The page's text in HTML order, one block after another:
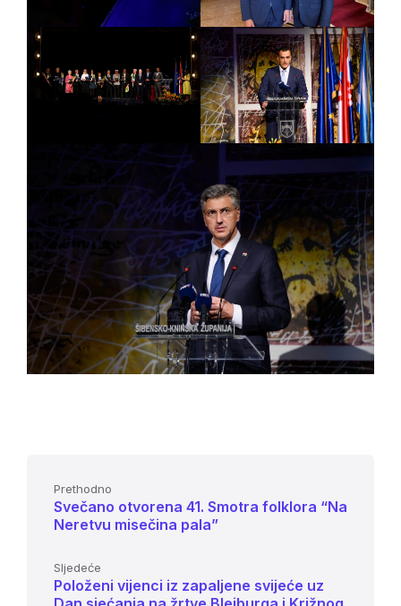
Prethodno
Svečano otvorena 41. Smotra folklora “Na
Neretvu misečina pala”
Sljedeće
Položeni vijenci iz zapaljene svijeće uz